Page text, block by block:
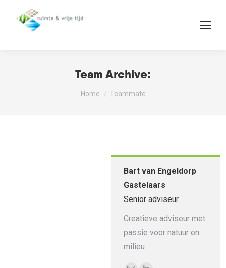
Team Archive:
Je bent hier:
Home Teammate
Bart van Engeldorp
Gastelaars
Senior adviseur
Creatieve adviseur met
passie voor natuur en
milieu